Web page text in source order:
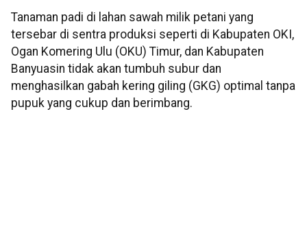
Tanaman padi di lahan sawah milik petani yang
tersebar di sentra produksi seperti di Kabupaten OKI,
Ogan Komering Ulu (OKU) Timur, dan Kabupaten
Banyuasin tidak akan tumbuh subur dan
menghasilkan gabah kering giling (GKG) optimal tanpa
pupuk yang cukup dan berimbang.